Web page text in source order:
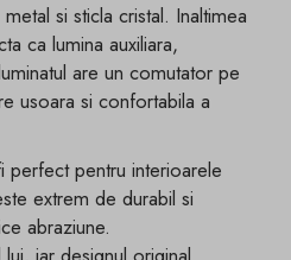
si sticla cristal. Inaltimea
ca lumina auxiliara,
are un comutator pe
usoara si confortabila a
perfect pentru interioarele
extrem de durabil si
abraziune.